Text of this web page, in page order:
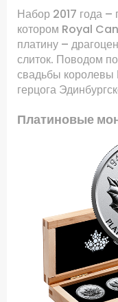
Набор 2017 года
котором Royal
платину –
слиток. Поводом
свадьбы королевы
герцога
Платиновые